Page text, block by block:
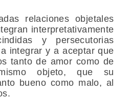
relaciones objetales
interpretativamente
y persecutorias
integrar y a aceptar que
tanto de amor como de
objeto, que su
bueno como malo, al